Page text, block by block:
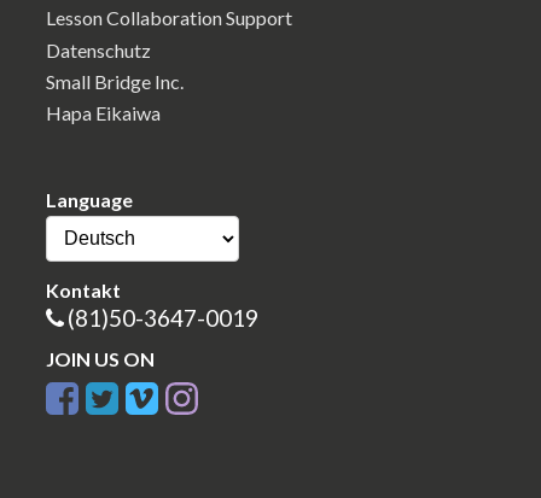
Lesson Collaboration Support
Datenschutz
Small Bridge Inc.
Hapa Eikaiwa
Language
Kontakt
(81)50-3647-0019
JOIN US ON